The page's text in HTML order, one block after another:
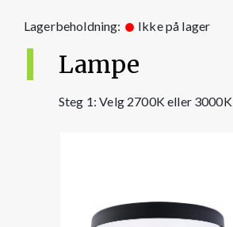
Lagerbeholdning: Ikke på lager
Lampe
Steg 1: Velg 2700K eller 3000K